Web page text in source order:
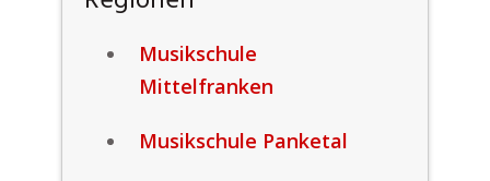
Musikschule
Mittelfranken
Musikschule Panketal